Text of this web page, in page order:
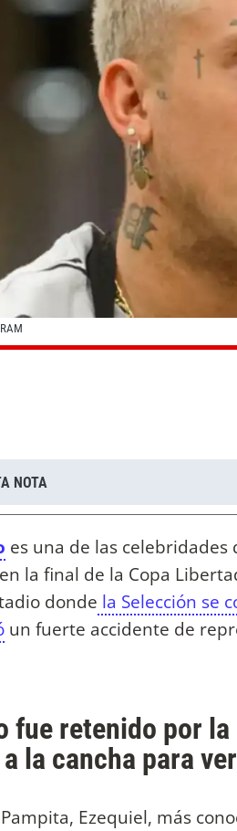
NOTA
es una de las celebridades
la final de la Copa
donde la Selección se
un fuerte accidente de
fue retenido por
la cancha para
Ezequiel, más